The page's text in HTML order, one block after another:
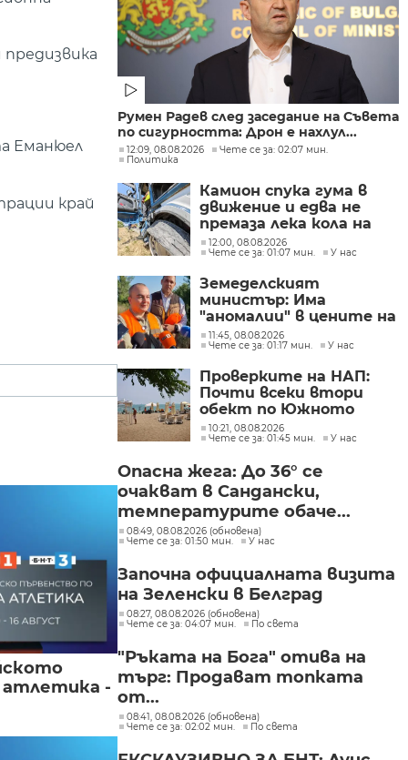
Еманюел
край
атлетика -
Румен Радев след заседание на Съвета
по сигурността: Дрон е нахлул...
12:09, 08.08.2026
Чете се за: 02:07 мин.
Политика
Камион спука гума в
движение и едва не
премаза лека кола на
Подбалканския път
(СНИМКИ)
12:00, 08.08.2026
Чете се за: 01:07 мин.
У нас
Земеделският
министър: Има
"аномалии" в цените на
вносните плодове и
зеленчуци
11:45, 08.08.2026
Чете се за: 01:17 мин.
У нас
Проверките на НАП:
Почти всеки втори
обект по Южното
Черноморие е с
нарушение
10:21, 08.08.2026
Чете се за: 01:45 мин.
У нас
Опасна жега: До 36° се
очакват в Сандански,
температурите обаче...
08:49, 08.08.2026 (обновена)
Чете се за: 01:50 мин.
У нас
Започна официалната визита
на Зеленски в Белград
08:27, 08.08.2026 (обновена)
Чете се за: 04:07 мин.
По света
"Ръката на Бога" отива на
търг: Продават топката
от...
08:41, 08.08.2026 (обновена)
Чете се за: 02:02 мин.
По света